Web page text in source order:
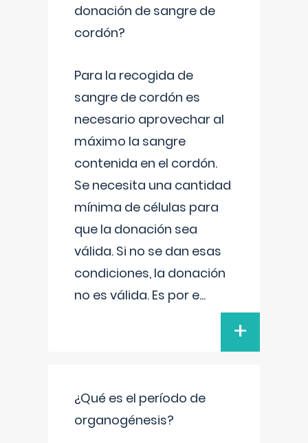
donación de sangre de
cordón?
Para la recogida de
sangre de cordón es
necesario aprovechar al
máximo la sangre
contenida en el cordón.
Se necesita una cantidad
mínima de células para
que la donación sea
válida. Si no se dan esas
condiciones, la donación
no es válida. Es por e...
+
¿Qué es el período de
organogénesis?